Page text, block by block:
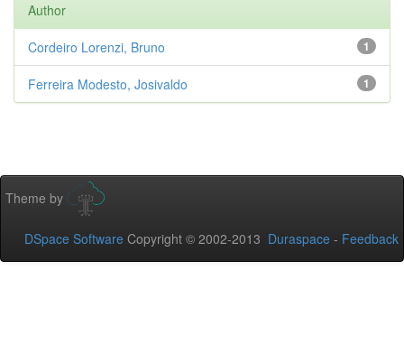
Author
1
Cordeiro Lorenzi, Bruno
1
Ferreira Modesto, Josivaldo
Theme by
DSpace Software Copyright © 2002-2013 Duraspace - Feedback